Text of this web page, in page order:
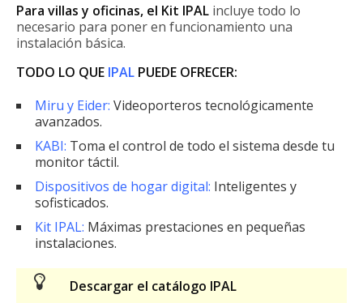
Para villas y oficinas, el Kit IPAL incluye todo lo
necesario para poner en funcionamiento una
instalación básica.
TODO LO QUE IPAL PUEDE OFRECER:
Miru y Eider: Videoporteros tecnológicamente
avanzados.
KABI: Toma el control de todo el sistema desde tu
monitor táctil.
Dispositivos de hogar digital: Inteligentes y
sofisticados.
Kit IPAL: Máximas prestaciones en pequeñas
instalaciones.
Descargar el catálogo IPAL